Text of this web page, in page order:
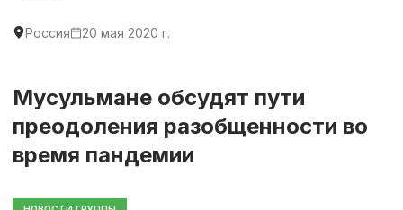
Россия 20 мая 2020 г.
Мусульмане обсудят пути
преодоления разобщенности во
время пандемии